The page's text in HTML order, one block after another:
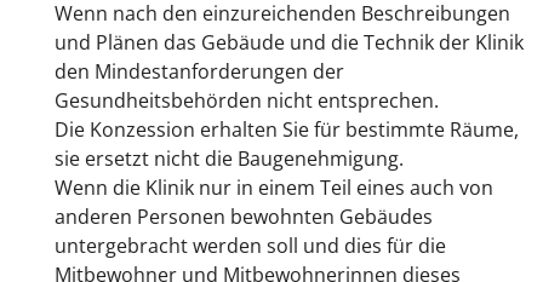
Wenn nach den einzureichenden Beschreibungen
und Plänen das Gebäude und die Technik der Klinik
den Mindestanforderungen der
Gesundheitsbehörden nicht entsprechen.
Die Konzession erhalten Sie für bestimmte Räume,
sie ersetzt nicht die Baugenehmigung.
Wenn die Klinik nur in einem Teil eines auch von
anderen Personen bewohnten Gebäudes
untergebracht werden soll und dies für die
Mitbewohner und Mitbewohnerinnen dieses